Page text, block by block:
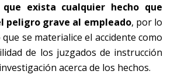
exista cualquier hecho que
peligro grave al empleado, por lo
se materialice el accidente como
de los juzgados de instrucción
acerca de los hechos.